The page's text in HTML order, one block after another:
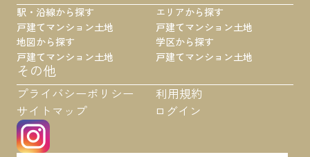
駅・沿線から探す
戸建てマンション土地
地図から探す
戸建てマンション土地
エリアから探す
戸建てマンション土地
学区から探す
戸建てマンション土地
その他
プライバシーポリシー
利用規約
サイトマップ
ログイン